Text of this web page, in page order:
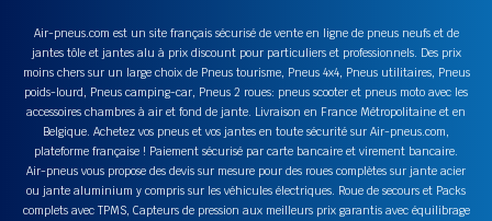
Air-pneus.com est un site français sécurisé de vente en ligne de pneus neufs et de
jantes tôle et jantes alu à prix discount pour particuliers et professionnels. Des prix
moins chers sur un large choix de Pneus tourisme, Pneus 4x4, Pneus utilitaires, Pneus
poids-lourd, Pneus camping-car, Pneus 2 roues: pneus scooter et pneus moto avec les
accessoires chambres à air et fond de jante. Livraison en France Métropolitaine et en
Belgique. Achetez vos pneus et vos jantes en toute sécurité sur Air-pneus.com,
plateforme française ! Paiement sécurisé par carte bancaire et virement bancaire.
Air-pneus vous propose des devis sur mesure pour des roues complètes sur jante acier
ou jante aluminium y compris sur les véhicules électriques. Roue de secours et Packs
complets avec TPMS, Capteurs de pression aux meilleurs prix garantis avec équilibrage